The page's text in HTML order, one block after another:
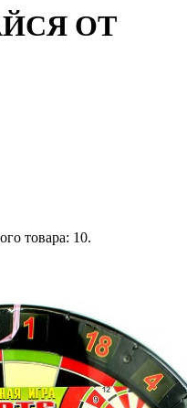
ОТ
товара: 10.